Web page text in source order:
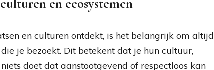
en ecosystemen
en culturen ontdekt, is het belangrijk om altijd
je bezoekt. Dit betekent dat je hun cultuur,
doet dat aanstootgevend of respectloos kan